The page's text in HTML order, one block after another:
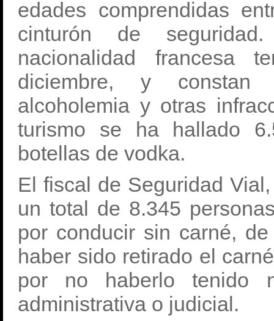
edades comprendidas
cinturón de
nacionalidad francesa
diciembre, y constan
alcoholemia y otras
turismo se ha hallado
botellas de vodka.
El fiscal de Seguridad
un total de 8.345
por conducir sin carné,
haber sido retirado el
por no haberlo tenido
administrativa o judicial.